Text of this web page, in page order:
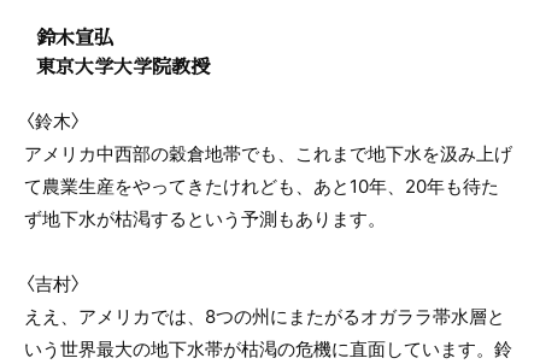
鈴木宣弘
東京大学大学院教授
〈鈴木〉
アメリカ中西部の穀倉地帯でも、これまで地下水を汲み上げ
て農業生産をやってきたけれども、あと10年、20年も待た
ず地下水が枯渇するという予測もあります。
〈吉村〉
ええ、アメリカでは、8つの州にまたがるオガララ帯水層と
いう世界最大の地下水帯が枯渇の危機に直面しています。鈴